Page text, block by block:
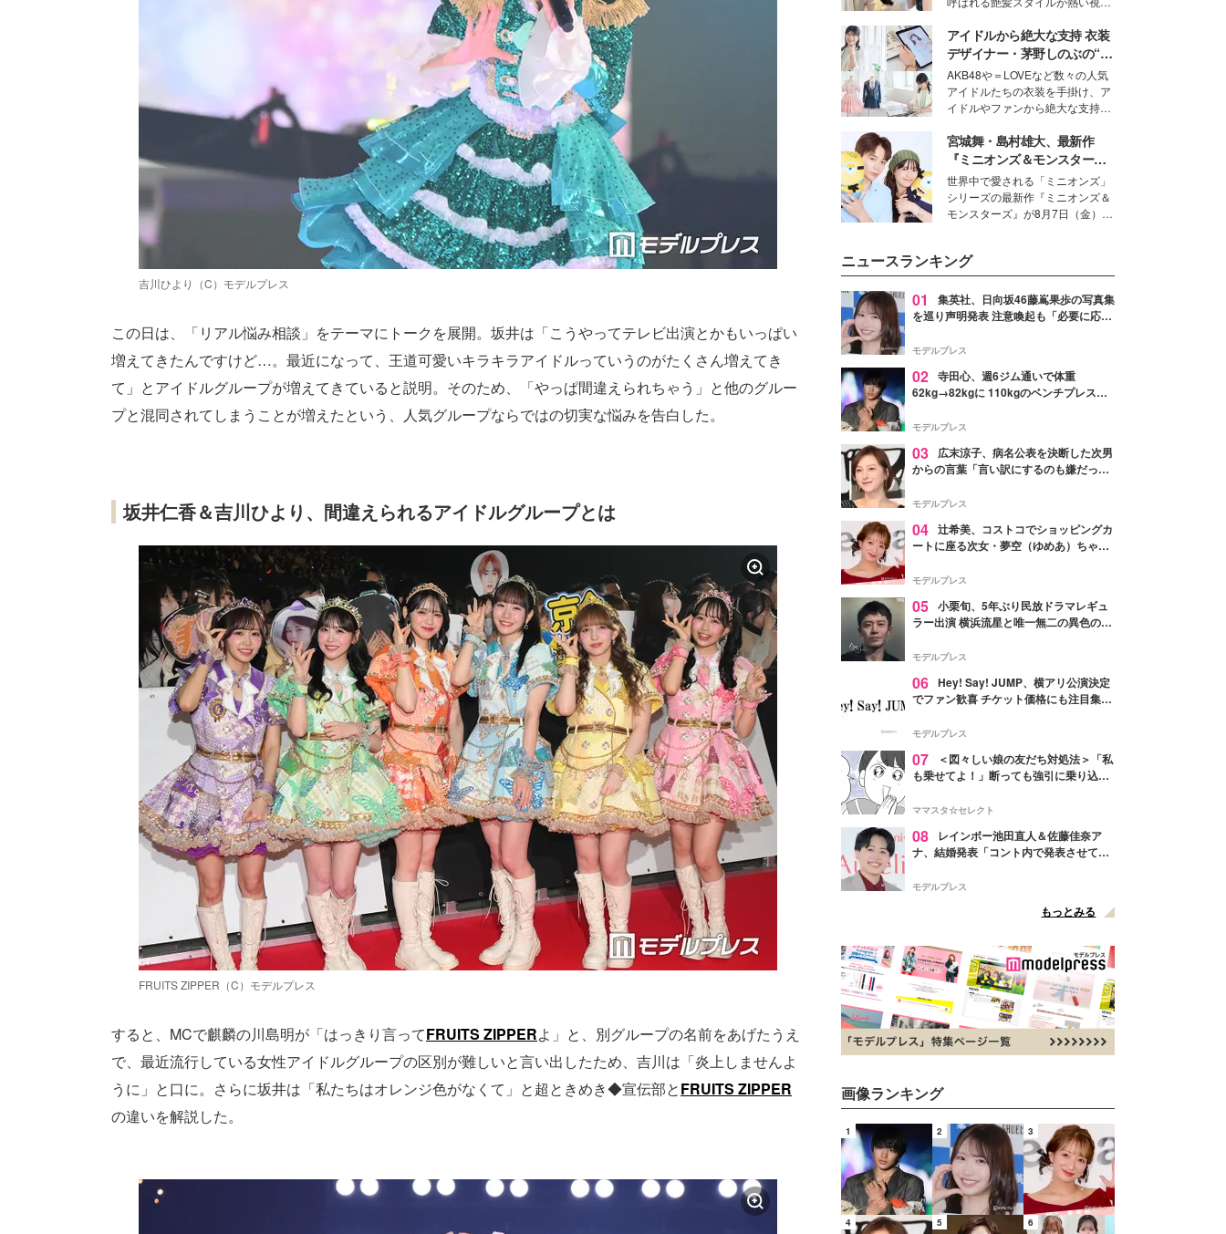
吉川ひより（C）モデルプレス
この日は、「リアル悩み相談」をテーマにトークを展開。坂井は「こうやってテレビ出演とかもいっぱい
増えてきたんですけど…。最近になって、王道可愛いキラキラアイドルっていうのがたくさん増えてき
て」とアイドルグループが増えてきていると説明。そのため、「やっぱ間違えられちゃう」と他のグルー
プと混同されてしまうことが増えたという、人気グループならではの切実な悩みを告白した。
坂井仁香＆吉川ひより、間違えられるアイドルグループとは
FRUITS ZIPPER（C）モデルプレス
すると、MCで麒麟の川島明が「はっきり言ってFRUITS ZIPPERよ」と、別グループの名前をあげたうえ
で、最近流行している女性アイドルグループの区別が難しいと言い出したため、吉川は「炎上しませんよ
うに」と口に。さらに坂井は「私たちはオレンジ色がなくて」と超ときめき◆宣伝部とFRUITS ZIPPER
の違いを解説した。
ションの完成度を高めるベースと
して、“髪そのものの美しさ”に改
めて注目する人が増えている様
子。今回は、そんな憧れの艶やか
な髪を日常で叶える、美容好きの
女性たちのヘアケア事情を紹介し
ます。
アイドルから絶大な支持 衣装
デザイナー・茅野しのぶの“可
愛い”を作る美学＜「シチズン
クロスシー」インタビュー＞
AKB48や＝LOVEなど数々の人気
アイドルたちの衣装を手掛け、ア
イドルやファンから絶大な支持を
取締役兼クリエイティブディレク
ター・茅野しのぶ。一人ひとりの
個性に寄り添い、魅力を引き出す
衣装作りは、多くの女性たちに勇
気と自信を与え続けている。
宮城舞・島村雄大、最新作
『ミニオンズ＆モンスター
ズ』の魅力熱弁 ハチャメチャ
だけじゃない“友情と絆”に感
動
世界中で愛される「ミニオンズ」
シリーズの最新作『ミニオンズ＆
モンスターズ』が8月7日（金）に
デルの宮城舞と島村雄大の特別対
談をお届け！それぞれの視点か
ら、今作ならではの魅力や予想外
の感動をもたらす奥深いストーリ
た。
ニュースランキング
01
集英社、日向坂46藤嶌果歩の写真集
を巡り声明発表 注意喚起も「必要に応じ
モデルプレス
02 寺田心、週6ジム通いで体重
62kg→82kgに 110kgのベンチプレス持
「かっこいい」と反響
モデルプレス
03
広末涼子、病名公表を決断した次男
からの言葉「言い訳にするのも嫌だっ
モデルプレス
04 辻希美、コストコでショッピングカ
ートに座る次女・夢空（ゆめあ）ちゃん
ぎ」「成長を感じる」の声
モデルプレス
05 小栗旬、5年ぶり民放ドラマレギュ
ラー出演 横浜流星と唯一無二の異色のバ
モデルプレス
06 Hey! Say! JUMP、横アリ公演決定
でファン歓喜 チケット価格にも注目集ま
モデルプレス
07
＜図々しい娘の友だち対処法＞「私
も乗せてよ！」断っても強引に乗り込ん
ママスタ☆セレクト
08
レインボー池田直人＆佐藤佳奈ア
ナ、結婚発表「コント内で発表させてい
点変更のため
モデルプレス
もっとみる
画像ランキング
1 2 3
4 5 6